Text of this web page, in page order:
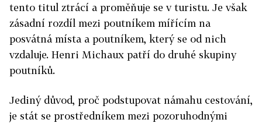
tento titul ztrácí a proměňuje se v turistu. Je však
zásadní rozdíl mezi poutníkem mířícím na
posvátná místa a poutníkem, který se od nich
vzdaluje. Henri Michaux patří do druhé skupiny
poutníků.
Jediný důvod, proč podstupovat námahu cestování,
je stát se prostředníkem mezi pozoruhodnými